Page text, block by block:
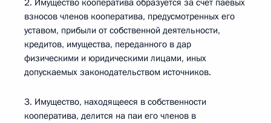
2. Имущество кооператива образуется за счет паевых
взносов членов кооператива, предусмотренных его
уставом, прибыли от собственной деятельности,
кредитов, имущества, переданного в дар
физическими и юридическими лицами, иных
допускаемых законодательством источников.
3. Имущество, находящееся в собственности
кооператива, делится на паи его членов в